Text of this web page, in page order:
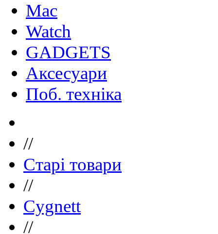
Mac
Watch
GADGETS
Аксесуари
Поб. техніка
//
Старі товари
//
Cygnett
//